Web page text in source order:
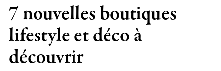
7 nouvelles boutiques
lifestyle et déco à
découvrir